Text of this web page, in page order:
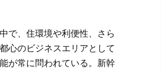
で、住環境や利便性、さら
心のビジネスエリアとして
が常に問われている。新幹